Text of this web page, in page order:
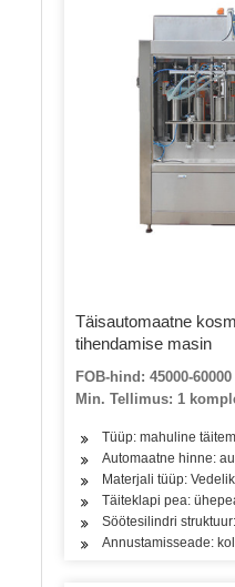
Täisautomaatne
tihendamise masin
FOB-hind: 45000-
Min. Tellimus: 1
Tüüp: mahuline
Automaatne hinne:
Materjali tüüp: Vedelik
Täiteklapi pea:
Söötesilindri
Annustamisseade: